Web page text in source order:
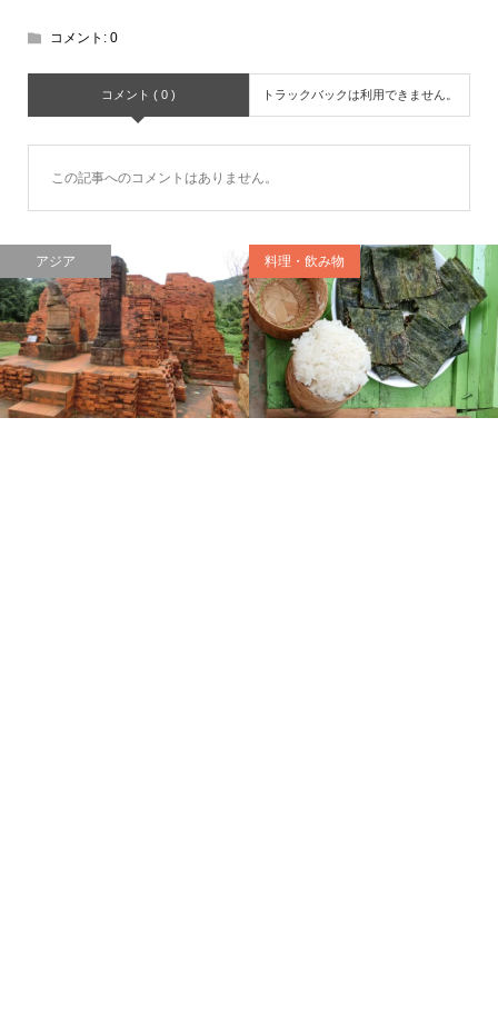
コメント: 0
コメント ( 0 ) トラックバックは利用できません。
この記事へのコメントはありません。
アジア 料理・飲み物